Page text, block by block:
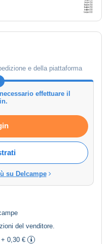
e della piattaforma
effettuare il
su Delcampe
del venditore
0,30 €